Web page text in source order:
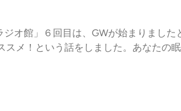
オ館」６回目は、GWが始まりまし
メ！という話をしました。あなたの